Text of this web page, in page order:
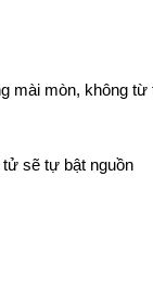
mài mòn, không từ
sẽ tự bật nguồn